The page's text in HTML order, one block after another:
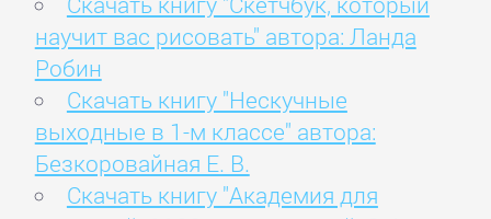
научит вас рисовать" автора: Ланда
Робин
Скачать книгу "Нескучные
выходные в 1-м классе" автора:
Безкоровайная Е. В.
Скачать книгу "Академия для